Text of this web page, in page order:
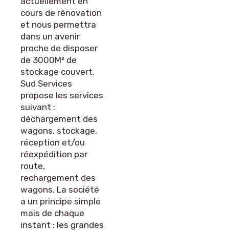
cours de rénovation
et nous permettra
dans un avenir
proche de disposer
de 3000M² de
stockage couvert.
Sud Services
propose les services
suivant :
déchargement des
wagons, stockage,
réception et/ou
réexpédition par
route,
rechargement des
wagons. La société
a un principe simple
mais de chaque
instant : les grandes